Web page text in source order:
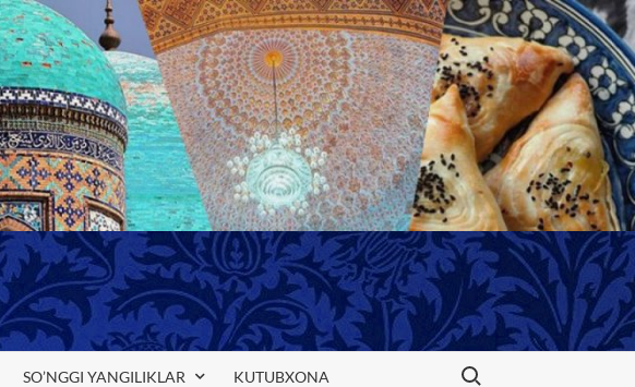
SO’NGGI YANGILIKLAR KUTUBXONA
Search for: